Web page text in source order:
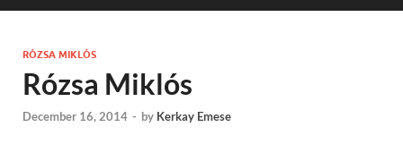
RÓZSA MIKLÓS
Rózsa Miklós
December 16, 2014 - by Kerkay Emese